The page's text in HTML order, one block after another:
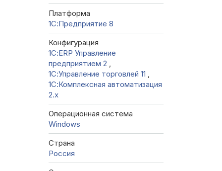
Платформа
1С:Предприятие 8
Конфигурация
1С:ERP Управление
предприятием 2 ,
1С:Управление торговлей 11 ,
1С:Комплексная автоматизация
2.х
Операционная система
Windows
Страна
Россия